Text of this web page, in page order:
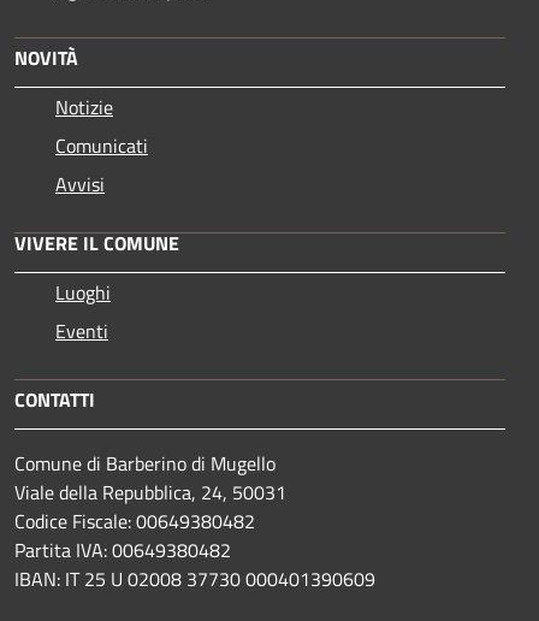
NOVITÀ
Notizie
Comunicati
Avvisi
VIVERE IL COMUNE
Luoghi
Eventi
CONTATTI
Comune di Barberino di Mugello
Viale della Repubblica, 24, 50031
Codice Fiscale: 00649380482
Partita IVA: 00649380482
IBAN: IT 25 U 02008 37730 000401390609